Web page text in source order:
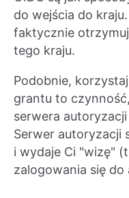
do wejścia do
faktycznie
tego kraju.
Podobnie,
grantu to
serwera
Serwer autoryzacji
i wydaje Ci "wizę"
zalogowania się do